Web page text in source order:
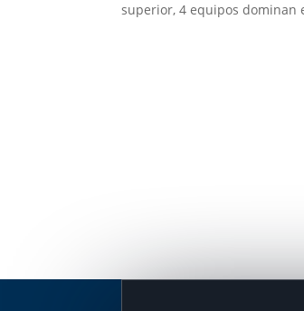
superior, 4 equipos dominan